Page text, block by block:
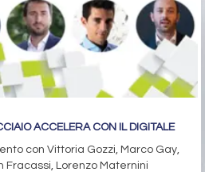
ACCELERA CON IL DIGITALE
con Vittoria Gozzi, Marco Gay,
Fracassi, Lorenzo Maternini